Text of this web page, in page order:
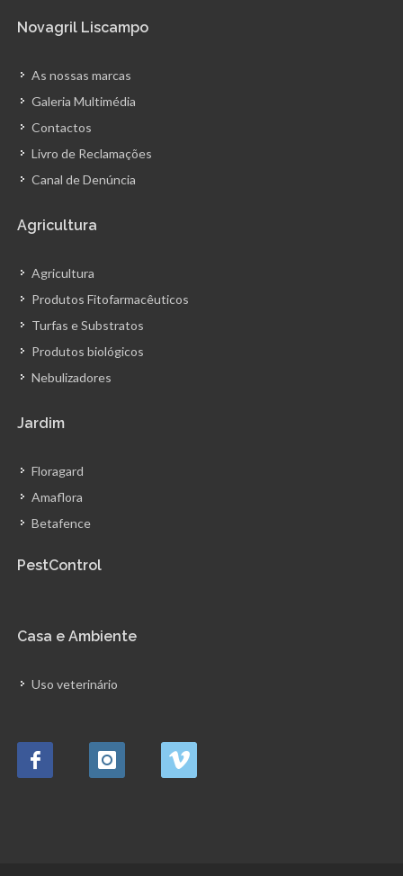
Novagril Liscampo
As nossas marcas
Galeria Multimédia
Contactos
Livro de Reclamações
Canal de Denúncia
Agricultura
Agricultura
Produtos Fitofarmacêuticos
Turfas e Substratos
Produtos biológicos
Nebulizadores
Jardim
Floragard
Amaflora
Betafence
PestControl
Casa e Ambiente
Uso veterinário